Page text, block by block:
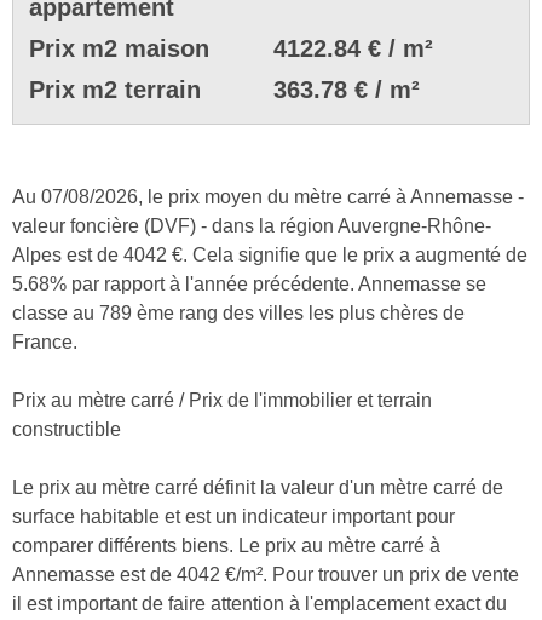
appartement
Prix m2 maison
4122.84 € / m²
Prix m2 terrain
363.78 € / m²
Au 07/08/2026, le prix moyen du mètre carré à Annemasse -
valeur foncière (DVF) - dans la région Auvergne-Rhône-
Alpes est de 4042 €. Cela signifie que le prix a augmenté de
5.68% par rapport à l'année précédente. Annemasse se
classe au 789 ème rang des villes les plus chères de
France.
Prix au mètre carré / Prix de l'immobilier et terrain
constructible
Le prix au mètre carré définit la valeur d'un mètre carré de
surface habitable et est un indicateur important pour
comparer différents biens. Le prix au mètre carré à
Annemasse est de 4042 €/m². Pour trouver un prix de vente
il est important de faire attention à l'emplacement exact du